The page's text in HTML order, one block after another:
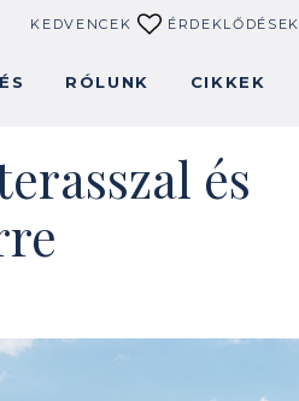
KEDVENCEK ÉRDEKLŐDÉSEK
RÓLUNK CIKKEK
és